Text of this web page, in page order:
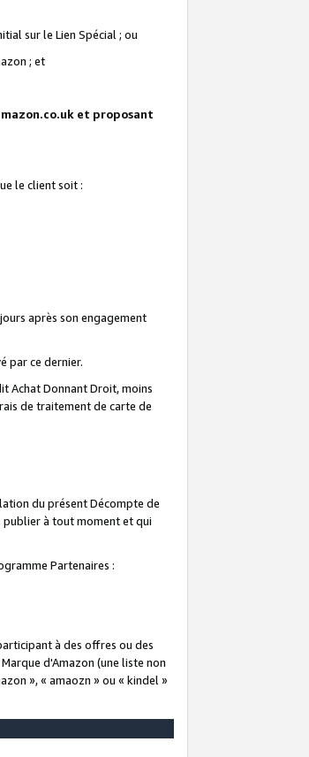
sur le Lien Spécial ; ou
; et
et proposant
le client soit :
après son engagement
par ce dernier.
Achat Donnant Droit, moins
de traitement de carte de
du présent Décompte de
publier à tout moment et qui
Partenaires :
à des offres ou des
d'Amazon (une liste non
», « amaozn » ou « kindel »